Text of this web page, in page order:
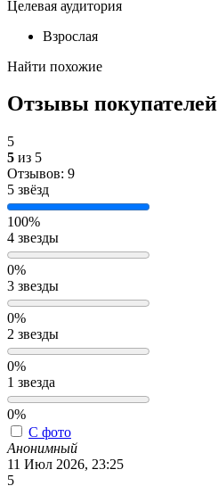
Целевая аудитория
Взрослая
Найти похожие
Отзывы покупателей
5
5 из 5
Отзывов: 9
5 звёзд
100%
4 звезды
0%
3 звезды
0%
2 звезды
0%
1 звезда
0%
С фото
Анонимный
11 Июл 2026, 23:25
5